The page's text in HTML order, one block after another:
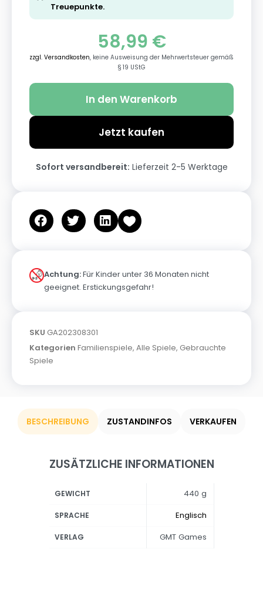
Treuepunkte.
58,99 €
zzgl. Versandkosten, keine Ausweisung der Mehrwertsteuer gemäß
§ 19 UStG
In den Warenkorb
Jetzt kaufen
Sofort versandbereit: Lieferzeit 2-5 Werktage
Achtung:Für Kinder unter 36 Monaten nicht
geeignet. Erstickungsgefahr!
SKU GA202308301
Kategorien Familienspiele, Alle Spiele, Gebrauchte
Spiele
BESCHREIBUNG ZUSTANDINFOS VERKAUFEN
ZUSÄTZLICHE INFORMATIONEN
GEWICHT 440 g
SPRACHE Englisch
VERLAG GMT Games